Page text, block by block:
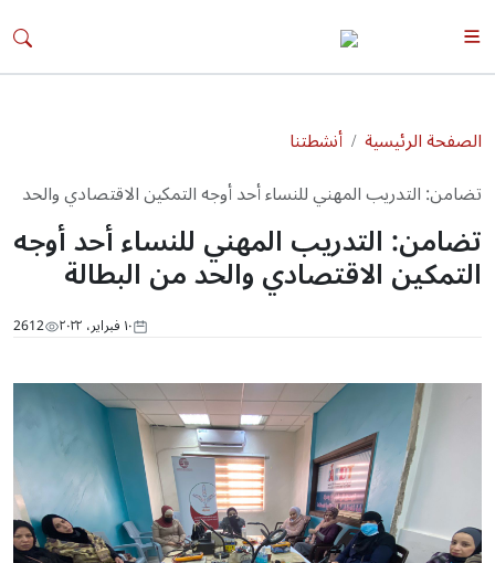
الصفحة الرئيسية أنشطتنا
تضامن: التدريب المهني للنساء أحد أوجه التمكين الاقتصادي والحد
من البطالة
تضامن: التدريب المهني للنساء أحد أوجه
التمكين الاقتصادي والحد من البطالة
١٠ فبراير، ٢٠٢٢ 2612